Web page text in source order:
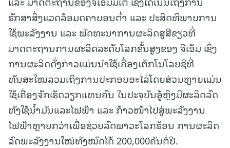
ຮັກສາສິ່ງແວດລ້ອມດຄາບອນຕ່ຳ ແລະ ປະສິດທິພາບການ
ໃຊ້ພະລັງງານ ແລະ ພັດທະນາການຜະລິດສູສີຂຽວທີ່
ມາດຕະຖານການຜະລິດລະດັບໂລກຂັ້ນສູງຂອງ ຈີເອັມ ເຊິ່ງ
ການຜະລິດດັ່ງກ່າວແມ່ນນຳໃຊ້ເຄື່ອງເຕັກໂນໂລຍຊີທີ່
ທັນສະໃໝລວມເຖິງການປະກອບອະໄລ່ໂດຍສ່ວນຫຼາຍແມ່ນ
ໃຊ້ເຄື່ອງຈັກເຮັດວຽກແທນຄົນ ໃນປະຈຸບັນອູ້ຫຼິງມີຜະລິດລົດ
ທັງໃຊ້ນ້ຳມັນແລະໄຟຟ້າ ແລະ ກ້າວໜ້າໄປສູ່ພະລັງງານ
ໄຟຟ້າຫຼາຍກວ່າເພື່ອຊ່ວຍລົດພາວະໂລກຮ້ອນ ການຜະລິດ
ລົດພະລັງງານໃໝ່ທັງໝົດໄດ້ 200,000ຄັນຕໍ່ປີ.